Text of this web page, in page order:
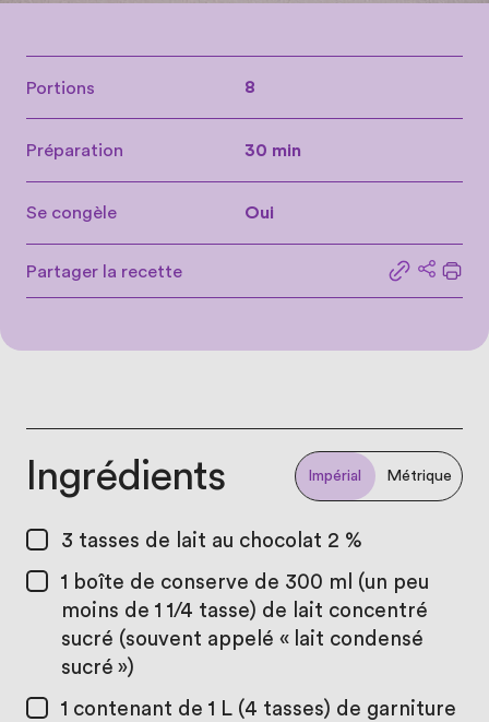
Portions 8
Préparation 30 min
Se congèle Oui
Partager la recette
Partager
Ingrédients Impérial Métrique
3 tasses de lait au chocolat 2 %
1 boîte de conserve de 300 ml (un peu
moins de 1 1/4 tasse) de lait concentré
sucré (souvent appelé « lait condensé
sucré »)
1 contenant de 1 L (4 tasses) de garniture